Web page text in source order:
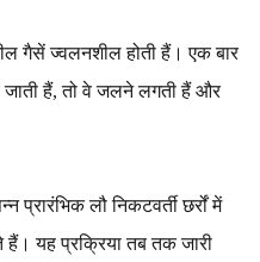
गैसें ज्वलनशील होती हैं। एक बार
हैं, तो वे जलने लगती हैं और
प्रारंभिक लौ निकटवर्ती छर्रों में
यह प्रक्रिया तब तक जारी